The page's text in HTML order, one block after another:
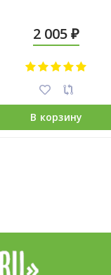
2 005₽
В корзину